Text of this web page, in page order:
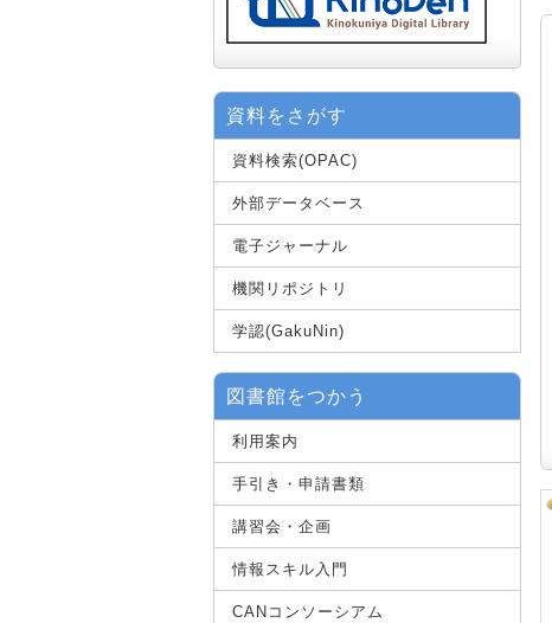
資料をさがす
資料検索(OPAC)
外部データベース
電子ジャーナル
機関リポジトリ
学認(GakuNin)
図書館をつかう
利用案内
手引き・申請書類
講習会・企画
情報スキル入門
CANコンソーシアム